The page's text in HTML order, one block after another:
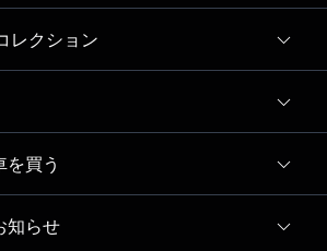
モデル
ン
レクション
買う
知らせ